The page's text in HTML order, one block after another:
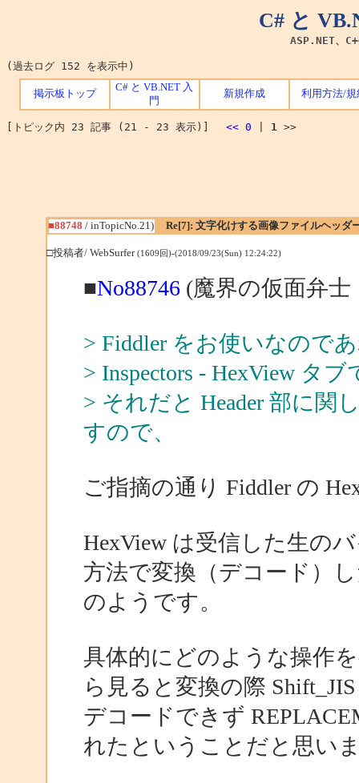
C# と
ASP.NET、
(過去ログ 152 を表示中)
掲示板トップ
C# と VB.NET 入
門
新規作成 利用方法/規
[トピック内 23 記事 (21 - 23 表示)] << 0 1 >>
■88748 / inTopicNo.21) Re[7]: 文字化けする画像ファイルヘッダ
□投稿者/ WebSurfer(1609回)-(2018/09/23(Sun) 12:24:22)
■No88746(魔界の仮面弁士
> Fiddler をお使いなので
> Inspectors - HexView タ
> それだと Header 部に関
すので、
ご指摘の通り Fiddler の
HexView は受信した生の
方法で変換（デコード）
のようです。
具体的にどのような操作
ら見ると変換の際
デコードできず
れたということだと思い